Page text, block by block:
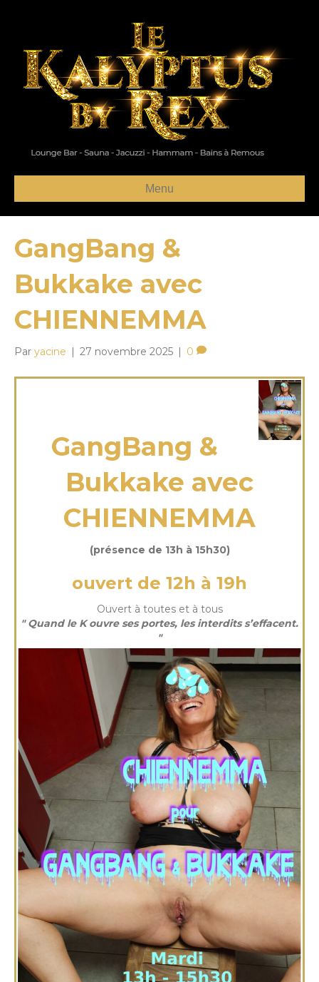
Menu
GangBang &
Bukkake avec
CHIENNEMMA
Par yacine | 27 novembre 2025 | 0
GangBang &
Bukkake avec
CHIENNEMMA
(présence de 13h à 15h30)
ouvert de 12h à 19h
Ouvert à toutes et à tous
" Quand le K ouvre ses portes, les interdits s’effacent.
"